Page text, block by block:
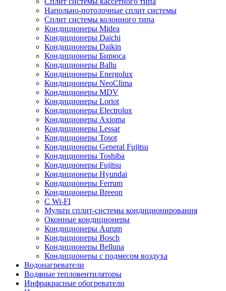
Напольно-потолочные сплит системы
Сплит системы колонного типа
Кондиционеры Midea
Кондиционеры Daichi
Кондиционеры Daikin
Кондиционеры Бирюса
Кондиционеры Ballu
Кондиционеры Energolux
Кондиционеры NeoClima
Кондиционеры MDV
Кондиционеры Loriot
Кондиционеры Electrolux
Кондиционеры Axioma
Кондиционеры Lessar
Кондиционеры Tosot
Кондиционеры General Fujitsu
Кондиционеры Toshiba
Кондиционеры Fujitsu
Кондиционеры Hyundai
Кондиционеры Ferrum
Кондиционеры Breeon
С Wi-FI
Мульти сплит-системы кондиционирования
Оконные кондиционеры
Кондиционеры Aurum
Кондиционеры Bosch
Кондиционеры Belluna
Кондиционеры с подмесом воздуха
Водонагреватели
Водяные тепловентиляторы
Инфракрасные обогреватели